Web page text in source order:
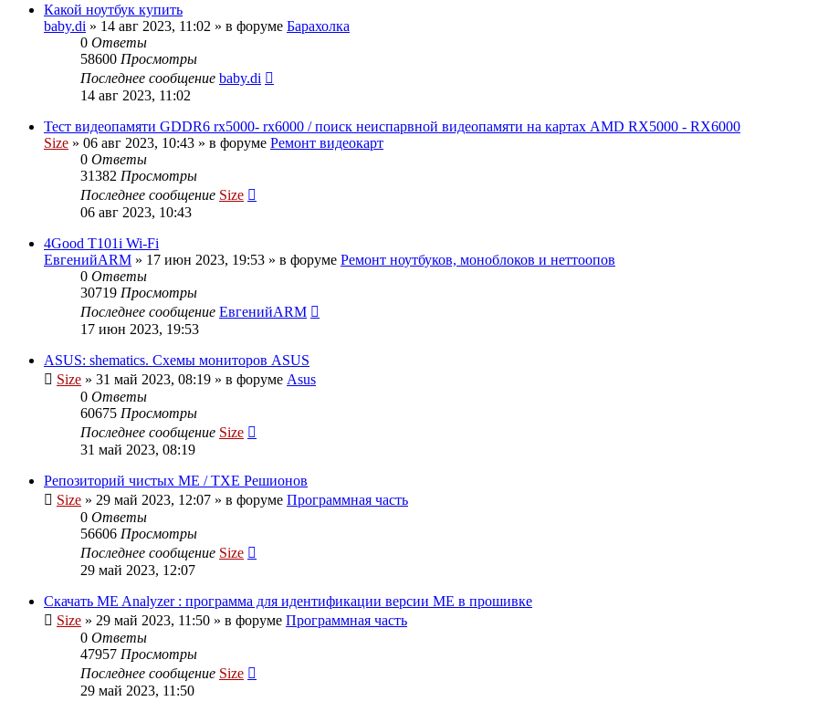
Какой ноутбук купить
baby.di » 14 авг 2023, 11:02 » в форуме Барахолка
0 Ответы
58600 Просмотры
Последнее сообщение baby.di
14 авг 2023, 11:02
Тест видеопамяти GDDR6 rx5000- rx6000 / поиск неиспарвной видеопамяти на картах AMD RX5000 - RX6000
Size » 06 авг 2023, 10:43 » в форуме Ремонт видеокарт
0 Ответы
31382 Просмотры
Последнее сообщение Size
06 авг 2023, 10:43
4Good T101i Wi-Fi
ЕвгенийARM » 17 июн 2023, 19:53 » в форуме Ремонт ноутбуков, моноблоков и неттоопов
0 Ответы
30719 Просмотры
Последнее сообщение ЕвгенийARM
17 июн 2023, 19:53
ASUS: shematics. Схемы мониторов ASUS
Size » 31 май 2023, 08:19 » в форуме Asus
0 Ответы
60675 Просмотры
Последнее сообщение Size
31 май 2023, 08:19
Репозиторий чистых ME / TXE Решионов
Size » 29 май 2023, 12:07 » в форуме Программная часть
0 Ответы
56606 Просмотры
Последнее сообщение Size
29 май 2023, 12:07
Скачать ME Analyzer : программа для идентификации версии ME в прошивке
Size » 29 май 2023, 11:50 » в форуме Программная часть
0 Ответы
47957 Просмотры
Последнее сообщение Size
29 май 2023, 11:50